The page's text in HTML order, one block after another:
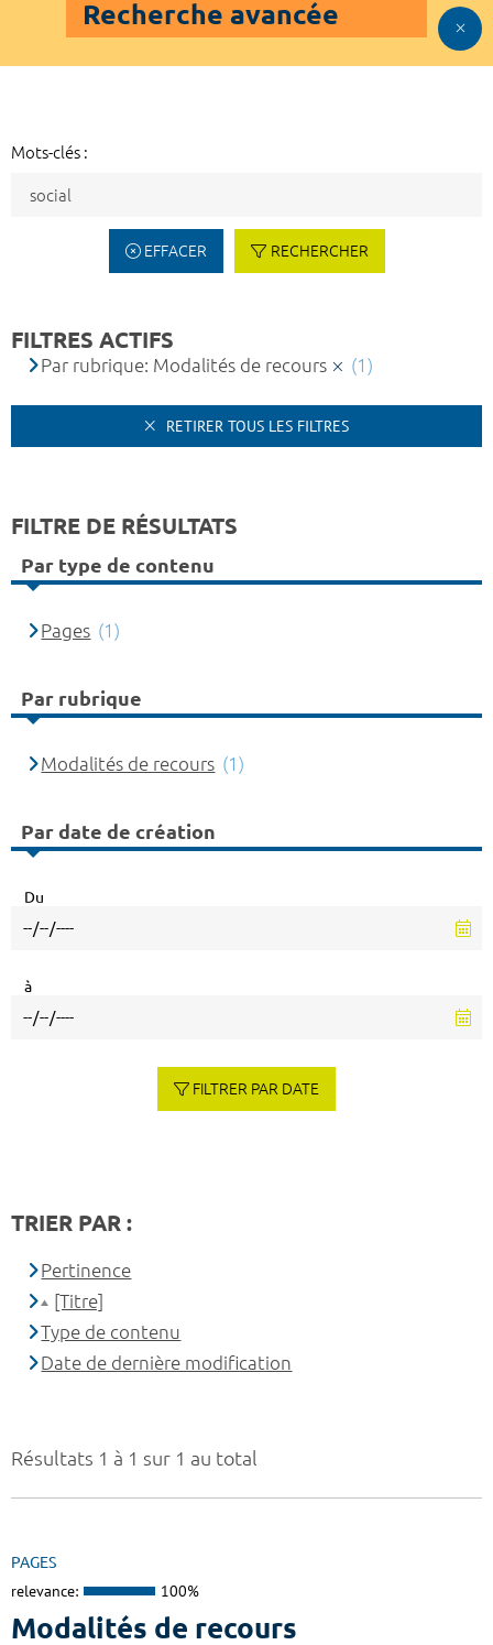
Recherche avancée
Mots-clés :
EFFACER RECHERCHER
Résultats 1 à 1 sur 1 au total
PAGES
relevance: 100%
Modalités de recours
FILTRES ACTIFS
Par rubrique: Modalités de recours (1)
RETIRER TOUS LES FILTRES
FILTRE DE RÉSULTATS
Par type de contenu
Pages (1)
Par rubrique
Modalités de recours (1)
Par date de création
Du
à
FILTRER PAR DATE
TRIER PAR :
Pertinence
[Titre]
Type de contenu
Date de dernière modification